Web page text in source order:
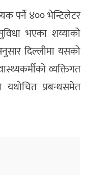
पर्ने ४०० भेन्टिलेटर
भएका शय्याको
दिल्लीमा यसको
व्यक्तिगत
प्रबन्धसमेत